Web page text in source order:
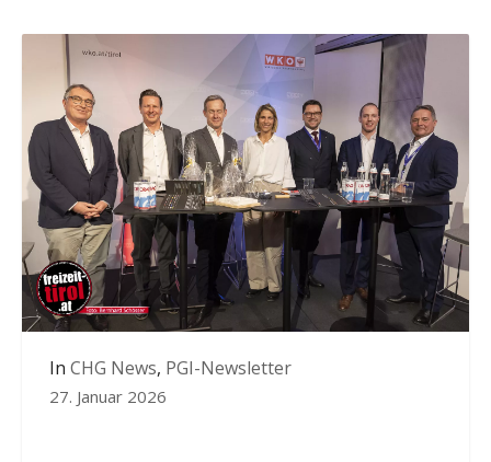
In CHG News, PGI-Newsletter
27. Januar 2026